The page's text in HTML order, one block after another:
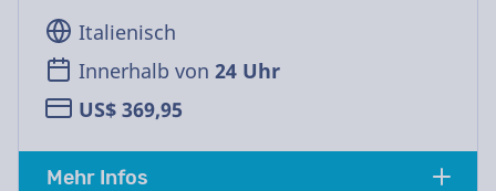
Italienisch
Innerhalb von 24 Uhr
US$ 369,95
Mehr Infos